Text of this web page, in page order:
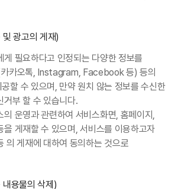
광고의 게재)
필요하다고 인정되는 다양한 정보를
카오톡, Instagram, Facebook 등) 등의
할 수 있으며, 만약 원치 않는 정보를 수신한
거부 할 수 있습니다.
운영과 관련하여 서비스화면, 홈페이지,
을 게재할 수 있으며, 서비스를 이용하고자
의 게재에 대하여 동의하는 것으로
용물의 삭제)